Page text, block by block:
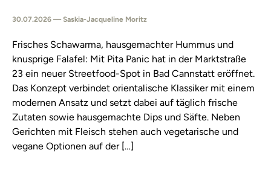
30.07.2026 — Saskia-Jacqueline Moritz
Frisches Schawarma, hausgemachter Hummus und
knusprige Falafel: Mit Pita Panic hat in der Marktstraße
23 ein neuer Streetfood-Spot in Bad Cannstatt eröffnet.
Das Konzept verbindet orientalische Klassiker mit einem
modernen Ansatz und setzt dabei auf täglich frische
Zutaten sowie hausgemachte Dips und Säfte. Neben
Gerichten mit Fleisch stehen auch vegetarische und
vegane Optionen auf der […]